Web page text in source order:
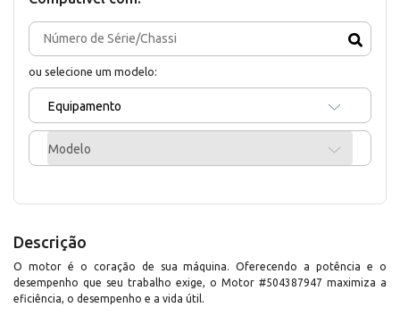
ou selecione um modelo:
Equipamento
Modelo
Descrição
O motor é o coração de sua máquina. Oferecendo a potência e o
desempenho que seu trabalho exige, o Motor #504387947 maximiza a
eficiência, o desempenho e a vida útil.